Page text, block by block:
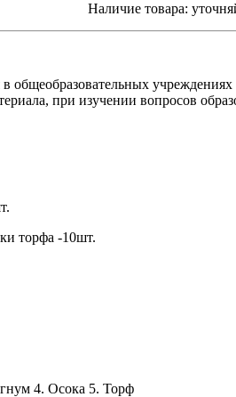
Наличие товара:
общеобразовательных
при изучении вопросов
торфа -10шт.
4. Осока 5. Торф